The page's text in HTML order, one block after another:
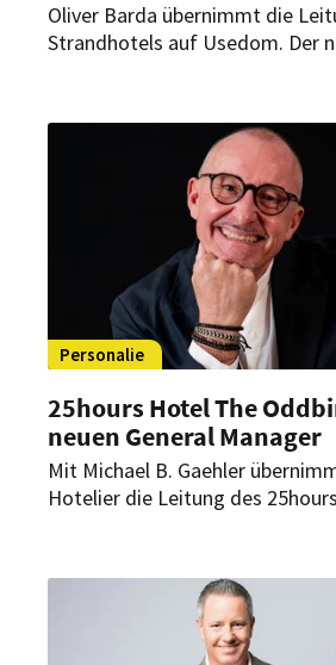
Oliver Barda übernimmt die
Strandhotels auf Usedom. Der
Personalie
25hours Hotel The
neuen General Manager
Mit Michael B. Gaehler
Hotelier die Leitung des
Entwicklung des Hauses